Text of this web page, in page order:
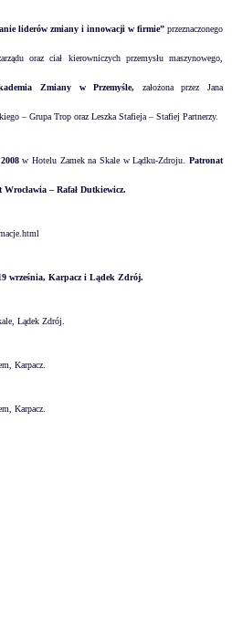
liderów zmiany i innowacji w firmie” przeznaczonego
oraz ciał kierowniczych przemysłu maszynowego,
Zmiany w Przemyśle, założona przez Jana
– Grupa Trop oraz Leszka Stafieja – Stafiej Partnerzy.
w Hotelu Zamek na Skale w Lądku-Zdroju. Patronat
– Rafał Dutkiewicz.
września, Karpacz i Lądek Zdrój.
Lądek Zdrój.
Karpacz.
Karpacz.